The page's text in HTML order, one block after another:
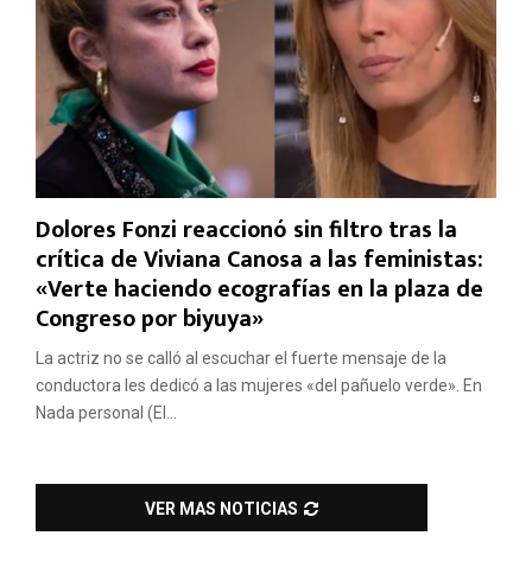
Dolores Fonzi reaccionó sin filtro tras la
crítica de Viviana Canosa a las feministas:
«Verte haciendo ecografías en la plaza de
Congreso por biyuya»
La actriz no se calló al escuchar el fuerte mensaje de la
conductora les dedicó a las mujeres «del pañuelo verde». En
Nada personal (El...
VER MAS NOTICIAS